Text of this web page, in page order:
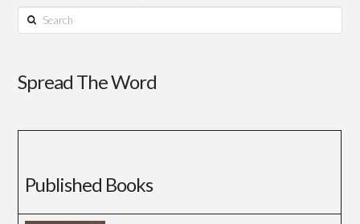
Search
Spread The Word
Published Books